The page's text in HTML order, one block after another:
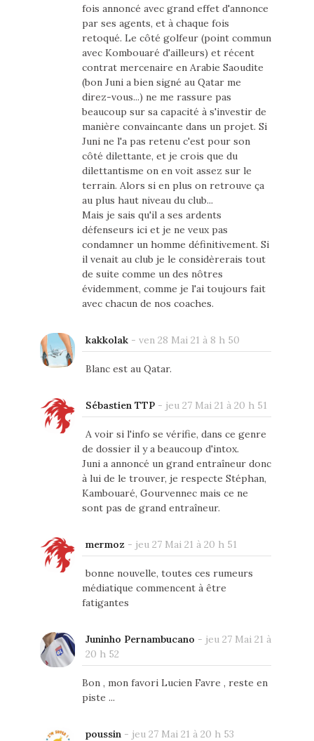
fois annoncé avec grand effet d'annonce
par ses agents, et à chaque fois
retoqué. Le côté golfeur (point commun
avec Kombouaré d'ailleurs) et récent
contrat mercenaire en Arabie Saoudite
(bon Juni a bien signé au Qatar me
direz-vous...) ne me rassure pas
beaucoup sur sa capacité à s'investir de
manière convaincante dans un projet. Si
Juni ne l'a pas retenu c'est pour son
côté dilettante, et je crois que du
dilettantisme on en voit assez sur le
terrain. Alors si en plus on retrouve ça
au plus haut niveau du club...
Mais je sais qu'il a ses ardents
défenseurs ici et je ne veux pas
condamner un homme définitivement. Si
il venait au club je le considèrerais tout
de suite comme un des nôtres
évidemment, comme je l'ai toujours fait
avec chacun de nos coaches.
kakkolak- ven 28 Mai 21 à 8 h 50
Blanc est au Qatar.
Sébastien TTP- jeu 27 Mai 21 à 20 h 51
A voir si l'info se vérifie, dans ce genre
de dossier il y a beaucoup d'intox.
Juni a annoncé un grand entraîneur donc
à lui de le trouver, je respecte Stéphan,
Kambouaré, Gourvennec mais ce ne
sont pas de grand entraîneur.
mermoz - jeu 27 Mai 21 à 20 h 51
bonne nouvelle, toutes ces rumeurs
médiatique commencent à être
fatigantes
Juninho Pernambucano - jeu 27 Mai 21 à
20 h 52
Bon , mon favori Lucien Favre , reste en
piste ...
poussin - jeu 27 Mai 21 à 20 h 53